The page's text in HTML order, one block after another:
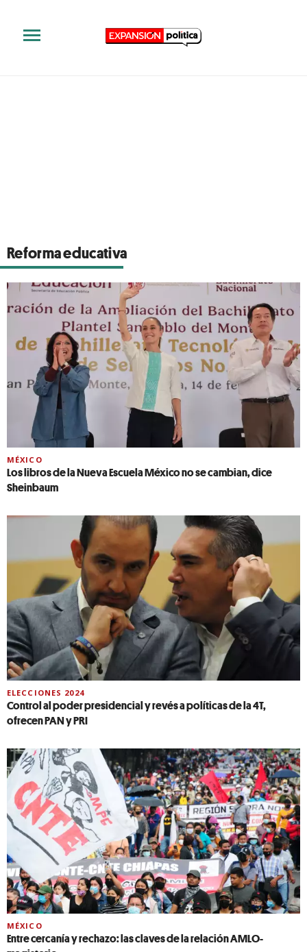
Reforma educativa
MÉXICO
Los libros de la Nueva Escuela México no se cambian, dice
Sheinbaum
ELECCIONES 2024
Control al poder presidencial y revés a políticas de la 4T,
ofrecen PAN y PRI
MÉXICO
Entre cercanía y rechazo: las claves de la relación AMLO-